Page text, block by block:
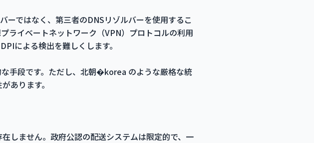
ーではなく、第三者のDNSリゾルバーを使用するこ
ライベートネットワーク（VPN）プロトコルの利用
による検出を難しくします。
手段です。ただし、北朝�korea のような厳格な統
あります。
しません。政府公認の配送システムは限定的で、一